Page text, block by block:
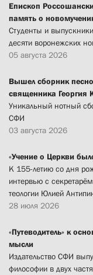
Епископ
память о
Студенты и
десяти воронежских
05 августа 2026
Вышел сборник
священника Георгия
Уникальный нотный
СФИ
03 августа 2026
«Учение о Церкви
К 155-летию со дня
интервью с
теологии Юлией
28 июля 2026
«Путеводитель» к
мысли
Издательство СФИ
философии в двух